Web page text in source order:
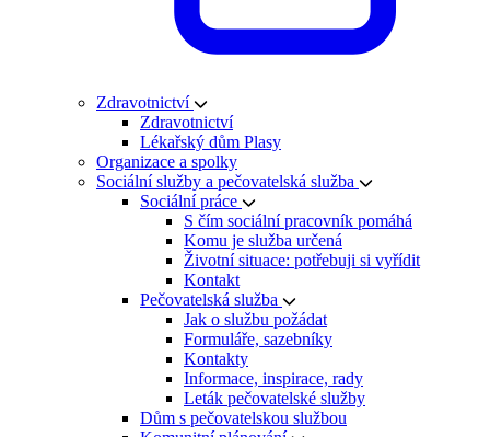
Zdravotnictví
Zdravotnictví
Lékařský dům Plasy
Organizace a spolky
Sociální služby a pečovatelská služba
Sociální práce
S čím sociální pracovník pomáhá
Komu je služba určená
Životní situace: potřebuji si vyřídit
Kontakt
Pečovatelská služba
Jak o službu požádat
Formuláře, sazebníky
Kontakty
Informace, inspirace, rady
Leták pečovatelské služby
Dům s pečovatelskou službou